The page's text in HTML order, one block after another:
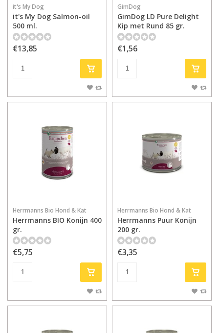
it's My Dog
it's My Dog Salmon-oil
500 ml.
€13,85
GimDog
GimDog LD Pure Delight
Kip met Rund 85 gr.
€1,56
Herrmanns Bio Hond & Kat
Herrmanns BIO Konijn 400
gr.
€5,75
Herrmanns Bio Hond & Kat
Herrmanns Puur Konijn
200 gr.
€3,35